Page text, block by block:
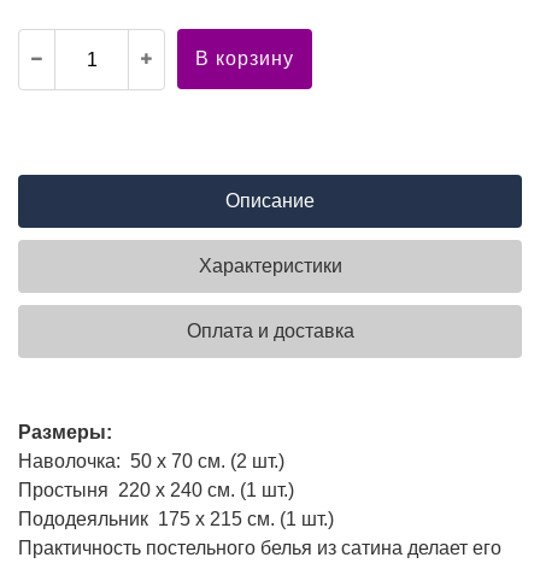
В корзину
Описание
Характеристики
Оплата и доставка
Размеры:
Наволочка: 50 х 70 см. (2 шт.)
Простыня 220 х 240 см. (1 шт.)
Пододеяльник 175 х 215 см. (1 шт.)
Практичность постельного белья из сатина делает его